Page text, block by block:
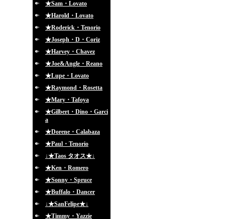
★Sam・Lovato
★Harold・Lovato
★Roderick・Tenorio
★Joseph・D・Coriz
★Harvey・Chavez
★Joe&Angle・Reano
★Lupe・Lovato
★Raymond・Rosetta
★Mary・Tafoya
★Gilbert・Dino・Garci
a
★Dorene・Calabaza
★Paul・Tenorio
↓★Taos タオス★↓
★Ken・Romero
★Sonny・Spruce
★Buffalo・Dancer
↓★SanFelipe★↓
★Timmy・Yazzie